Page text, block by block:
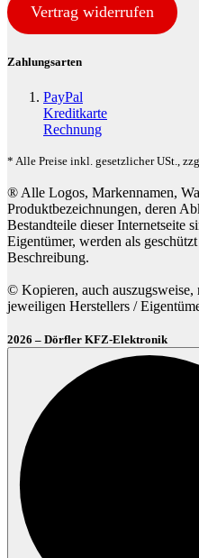
Vertrag widerrufen
Zahlungsarten
PayPal
Kreditkarte
Rechnung
* Alle Preise inkl. gesetzlicher USt.,
® Alle Logos, Markennamen,
Produktbezeichnungen, deren
Bestandteile dieser Internetseite
Eigentümer, werden als
Beschreibung.
© Kopieren, auch auszugsweise,
jeweiligen Herstellers /
2026 – Dörfler KFZ-Elektronik